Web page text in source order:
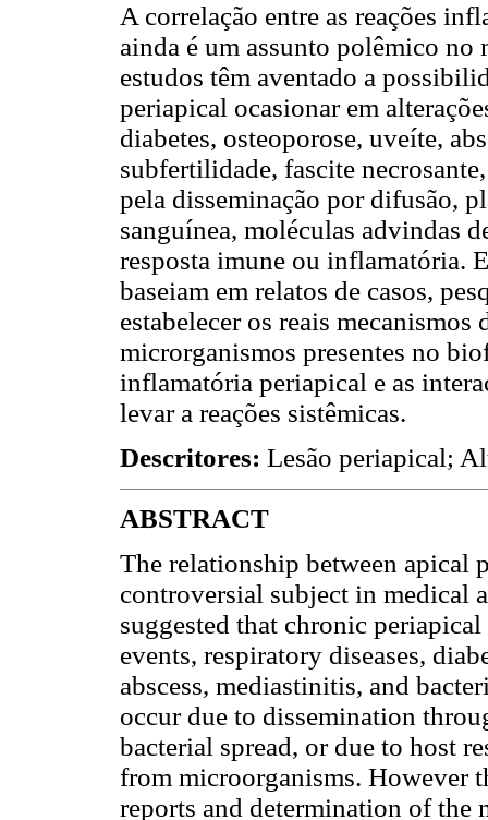
A correlação entre as reações
ainda é um assunto polêmico
estudos têm aventado a
periapical ocasionar em
diabetes, osteoporose, uveíte,
subfertilidade, fascite
pela disseminação por difusão,
sanguínea, moléculas advindas
resposta imune ou inflamatória.
baseiam em relatos de casos,
estabelecer os reais
microrganismos presentes no
inflamatória periapical e as
levar a reações sistêmicas.
Descritores: Lesão periapical;
ABSTRACT
The relationship between apical
controversial subject in medical
suggested that chronic
events, respiratory diseases,
abscess, mediastinitis, and
occur due to dissemination
bacterial spread, or due to host
from microorganisms. However
reports and determination of the